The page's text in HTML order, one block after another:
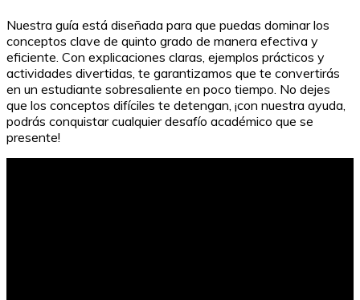
Nuestra guía está diseñada para que puedas dominar los
conceptos clave de quinto grado de manera efectiva y
eficiente. Con explicaciones claras, ejemplos prácticos y
actividades divertidas, te garantizamos que te convertirás
en un estudiante sobresaliente en poco tiempo. No dejes
que los conceptos difíciles te detengan, ¡con nuestra ayuda,
podrás conquistar cualquier desafío académico que se
presente!